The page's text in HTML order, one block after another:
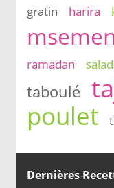
gratin
harira
msemen
ramadan
taboulé
poulet
Dernières